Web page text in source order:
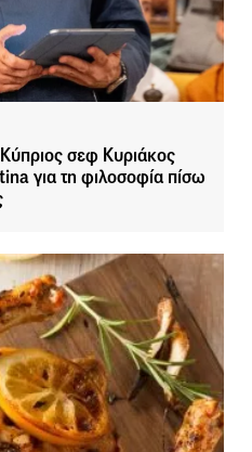
σεφ Κυριάκος
για τη φιλοσοφία πίσω